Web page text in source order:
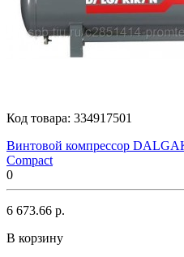
Код товара: 334917501
Винтовой компрессор
Compact
0
6 673.66 р.
В корзину